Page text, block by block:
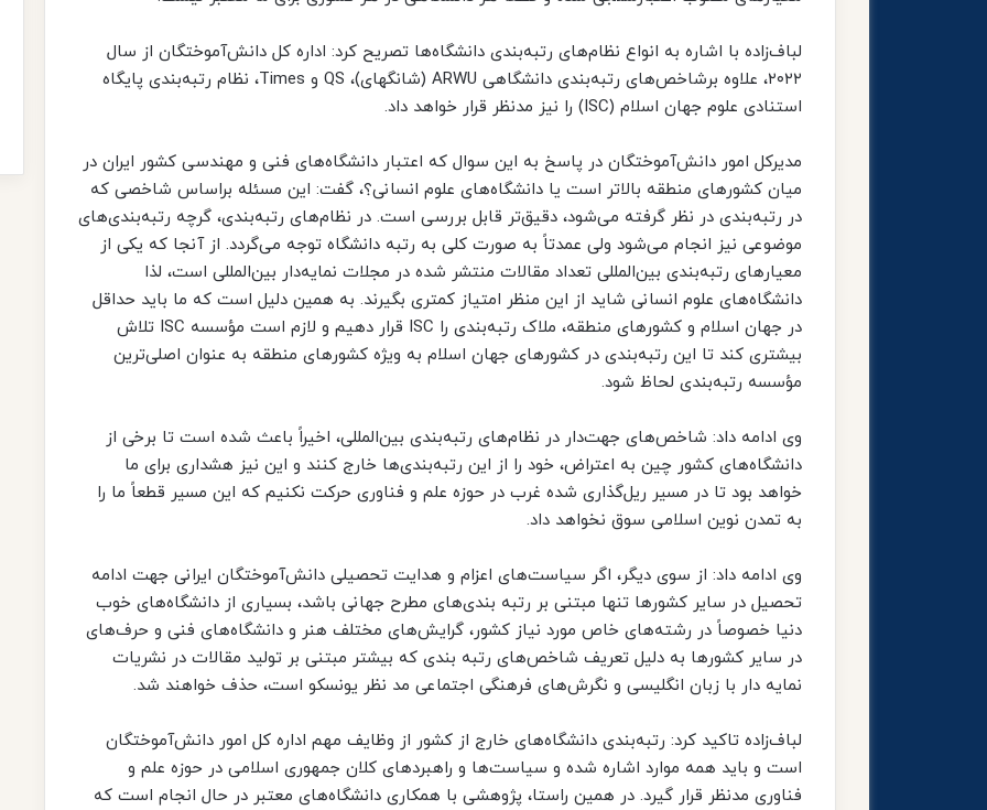
لباف‌زاده با اشاره به انواع نظام‌های رتبه‌بندی دانشگاه‌ها تصریح کرد: اداره کل دانش‌آموختگان از سال
۲۰۲۲، علاوه برشاخص‌های رتبه‌بندی دانشگاهی ARWU (شانگهای)، QS و Times، نظام رتبه‌بندی پایگاه
استنادی علوم جهان اسلام (ISC) را نیز مدنظر قرار خواهد داد.
مدیرکل امور دانش‌آموختگان در پاسخ به این سوال که اعتبار دانشگاه‌های فنی و مهندسی کشور ایران در
میان کشورهای منطقه بالاتر است یا دانشگاه‌های علوم انسانی؟، گفت: این مسئله براساس شاخصی که
در رتبه‌بندی در نظر گرفته می‌شود، دقیق‌تر قابل بررسی است. در نظام‌های رتبه‌بندی، گرچه رتبه‌بندی‌های
موضوعی نیز انجام می‌شود ولی عمدتاً به صورت کلی به رتبه دانشگاه توجه می‌گردد. از آنجا که یکی از
معیارهای رتبه‌بندی بین‌المللی تعداد مقالات منتشر شده در مجلات نمایه‌دار بین‌المللی است، لذا
دانشگاه‌های علوم انسانی شاید از این منظر امتیاز کمتری بگیرند. به همین دلیل است که ما باید حداقل
در جهان اسلام و کشورهای منطقه، ملاک رتبه‌بندی را ISC قرار دهیم و لازم است مؤسسه ISC تلاش
بیشتری کند تا این رتبه‌بندی در کشورهای جهان اسلام به ویژه کشورهای منطقه به عنوان اصلی‌ترین
مؤسسه رتبه‌بندی لحاظ شود.
وی ادامه داد: شاخص‌های جهت‌دار در نظام‌های رتبه‌بندی بین‌المللی، اخیراً باعث شده است تا برخی از
دانشگاه‌های کشور چین به اعتراض، خود را از این رتبه‌بندی‌ها خارج کنند و این نیز هشداری برای ما
خواهد بود تا در مسیر ریل‌گذاری شده غرب در حوزه علم و فناوری حرکت نکنیم که این مسیر قطعاً ما را
به تمدن نوین اسلامی سوق نخواهد داد.
وی ادامه داد: از سوی دیگر، اگر سیاست‌های اعزام و هدایت تحصیلی دانش‌آموختگان ایرانی جهت ادامه
تحصیل در سایر کشورها تنها مبتنی بر رتبه بندی‌های مطرح جهانی باشد، بسیاری از دانشگاه‌های خوب
دنیا خصوصاً در رشته‌های خاص مورد نیاز کشور، گرایش‌های مختلف هنر و دانشگاه‌های فنی و حرف‌های
در سایر کشورها به دلیل تعریف شاخص‌های رتبه بندی که بیشتر مبتنی بر تولید مقالات در نشریات
نمایه دار با زبان انگلیسی و نگرش‌های فرهنگی اجتماعی مد نظر یونسکو است، حذف خواهند شد.
لباف‌زاده تاکید کرد: رتبه‌بندی دانشگاه‌های خارج از کشور از وظایف مهم اداره کل امور دانش‌آموختگان
است و باید همه موارد اشاره شده و سیاست‌ها و راهبردهای کلان جمهوری اسلامی در حوزه علم و
فناوری مدنظر قرار گیرد. در همین راستا، پژوهشی با همکاری دانشگاه‌های معتبر در حال انجام است که